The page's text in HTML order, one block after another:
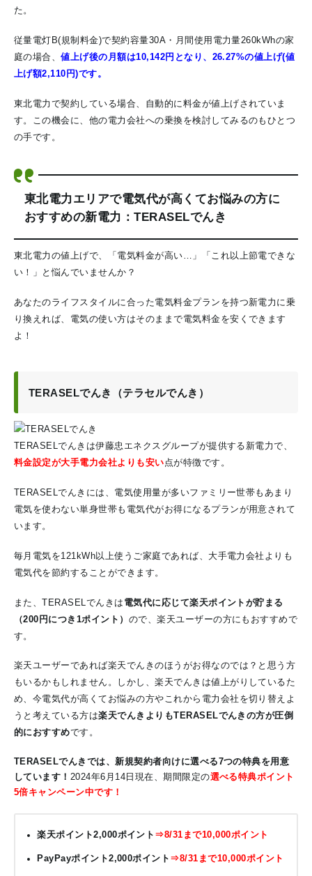
た。
従量電灯B(規制料金)で契約容量30A・月間使用電力量260kWhの家
庭の場合、値上げ後の月額は10,142円となり、26.27%の値上げ(値
上げ額2,110円)です。
東北電力で契約している場合、自動的に料金が値上げされていま
す。この機会に、他の電力会社への乗換を検討してみるのもひとつ
の手です。
東北電力エリアで電気代が高くてお悩みの方に
おすすめの新電力：TERASELでんき
東北電力の値上げで、「電気料金が高い…」「これ以上節電できな
い！」と悩んでいませんか？
あなたのライフスタイルに合った電気料金プランを持つ新電力に乗
り換えれば、電気の使い方はそのままで電気料金を安くできます
よ！
TERASELでんき（テラセルでんき）
TERASELでんきは伊藤忠エネクスグループが提供する新電力で、
料金設定が大手電力会社よりも安い点が特徴です。
TERASELでんきには、電気使用量が多いファミリー世帯もあまり
電気を使わない単身世帯も電気代がお得になるプランが用意されて
います。
毎月電気を121kWh以上使うご家庭であれば、大手電力会社よりも
電気代を節約することができます。
また、TERASELでんきは 電気代に応じて楽天ポイントが貯まる
（200円につき1ポイント） ので、楽天ユーザーの方にもおすすめで
す。
楽天ユーザーであれば楽天でんきのほうがお得なのでは？と思う方
もいるかもしれません。しかし、楽天でんきは値上がりしているた
め、今電気代が高くてお悩みの方やこれから電力会社を切り替えよ
うと考えている方は楽天でんきよりもTERASELでんきの方が圧倒
的におすすめです。
TERASELでんきでは、新規契約者向けに選べる7つの特典を用意
しています！ 2024年6月14日現在、期間限定の選べる特典ポイント
5倍キャンペーン中です！
楽天ポイント2,000ポイント ⇒8/31まで10,000ポイント
PayPayポイント2,000ポイント ⇒8/31まで10,000ポイント